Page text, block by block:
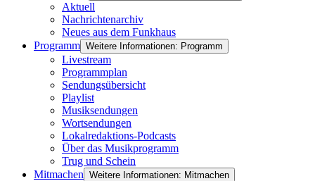
Aktuell
Nachrichtenarchiv
Neues aus dem Funkhaus
Programm Weitere Informationen: Programm
Livestream
Programmplan
Sendungsübersicht
Playlist
Musiksendungen
Wortsendungen
Lokalredaktions-Podcasts
Über das Musikprogramm
Trug und Schein
Mitmachen Weitere Informationen: Mitmachen